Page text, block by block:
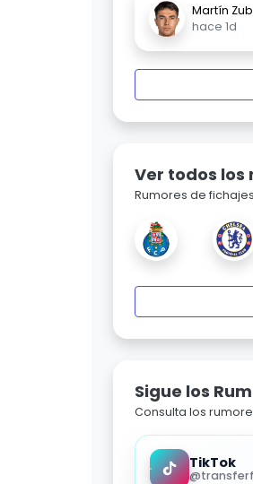
Martín
hace 1d
Ver todos los
Rumores de
Sigue los
Consulta los
TikTok